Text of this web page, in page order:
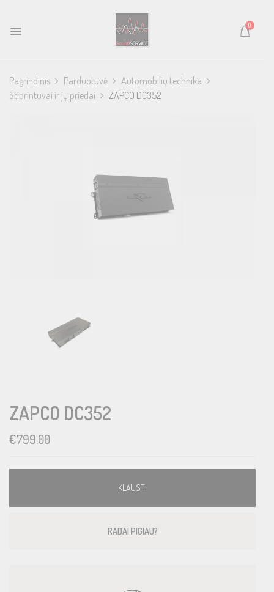
0
Pagrindinis Parduotuvė
Automobilių technika
Stiprintuvai ir jų priedai
ZAPCO DC352
ZAPCO DC352
€799.00
KLAUSTI
RADAI PIGIAU?